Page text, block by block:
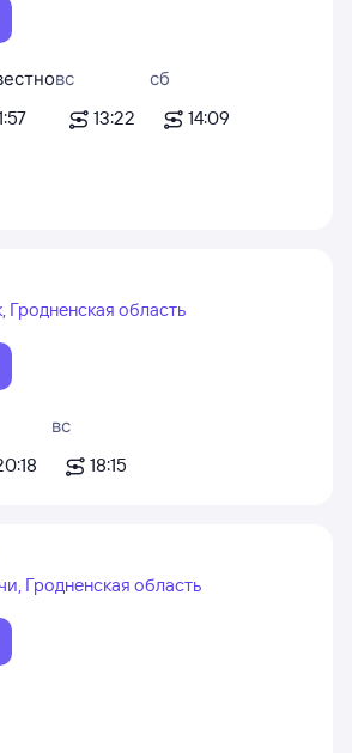
вс
13:22
сб
14:09
область
вс
18:15
Гродненская область